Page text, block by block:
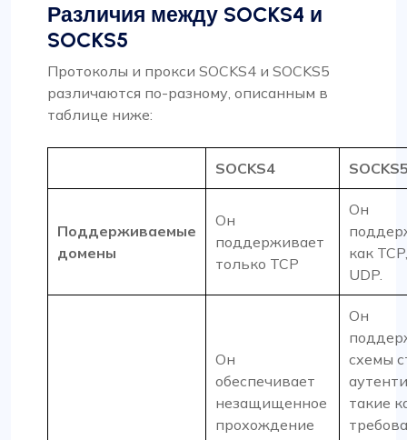
Различия между SOCKS4 и
SOCKS5
Протоколы и прокси SOCKS4 и SOCKS5
различаются по-разному, описанным в
таблице ниже:
SOCKS4
Поддерживаемые
домены
Он
поддерживает
только TCP
Он
как
UDP.
Он
обеспечивает
незащищенное
прохождение
Он
схемы
такие